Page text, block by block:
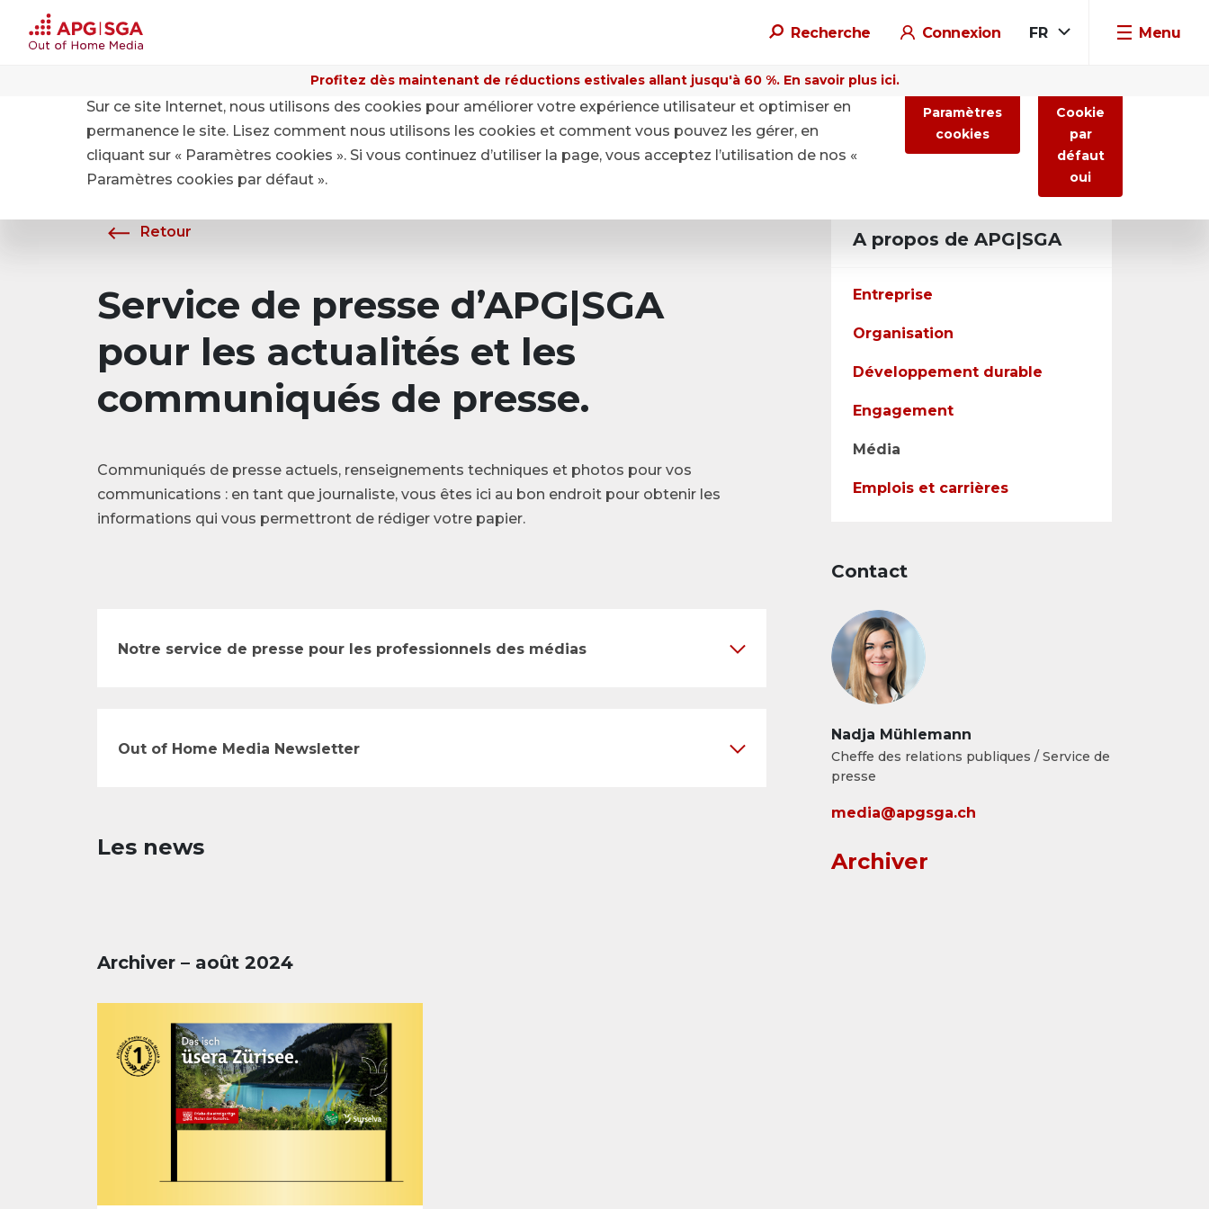
Recherche Connexion FR Menu
Profitez dès maintenant de réductions estivales allant jusqu'à 60 %. En savoir plus ici.
A propos de APG|SGA
Retour
Service de presse d’APG|SGA
pour les actualités et les
communiqués de presse.
Communiqués de presse actuels, renseignements techniques et photos pour vos
communications : en tant que journaliste, vous êtes ici au bon endroit pour obtenir les
informations qui vous permettront de rédiger votre papier.
Notre service de presse pour les professionnels des médias
Out of Home Media Newsletter
Les news
Archiver – août 2024
A propos de APG|SGA
Entreprise
Organisation
Développement durable
Engagement
Média
Emplois et carrières
Contact
Nadja Mühlemann
Cheffe des relations publiques / Service de
presse
media@apgsga.ch
Archiver
Sur ce site Internet, nous utilisons des cookies pour améliorer votre expérience utilisateur et optimiser en
permanence le site. Lisez comment nous utilisons les cookies et comment vous pouvez les gérer, en
cliquant sur « Paramètres cookies ». Si vous continuez d’utiliser la page, vous acceptez l’utilisation de nos «
Paramètres cookies par défaut ».
Paramètres
cookies
Cookie
par
défaut
oui